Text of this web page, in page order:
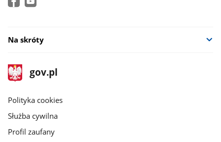
Na skróty
stopka
gov.pl
Strona
gov.pl
gov.pl
Polityka cookies
Służba cywilna
Profil zaufany